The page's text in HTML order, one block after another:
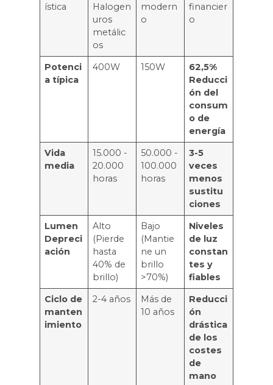
ística
Halogen
uros
metálic
os
modern
o
financier
o
Potenci
a típica
400W 150W
62,5%
Reducci
ón del
consum
o de
energía
Vida
media
15.000 -
20.000
horas
50.000 -
100.000
horas
3-5
veces
menos
sustitu
ciones
Lumen
Depreci
ación
Alto
(Pierde
hasta
40% de
brillo)
Bajo
(Mantie
ne un
brillo
>70%)
Niveles
de luz
constan
tes y
fiables
Ciclo de
manten
imiento
2-4 años
Más de
10 años
Reducci
ón
drástica
de los
costes
de
mano